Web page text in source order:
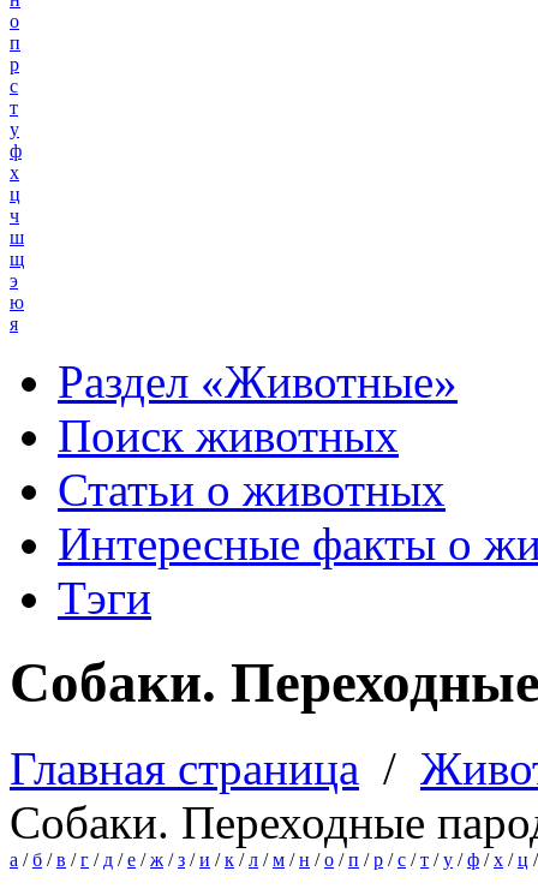
о
п
р
с
т
у
ф
х
ц
ч
ш
щ
э
ю
я
Раздел «Животные»
Поиск животных
Статьи о животных
Интересные факты о
Тэги
Собаки.
Главная страница /
Собаки. Переходные
а /б /в /г / д /е /ж /з /и /к /л /м /н /о /п /р /с /т /у /ф /х /ц